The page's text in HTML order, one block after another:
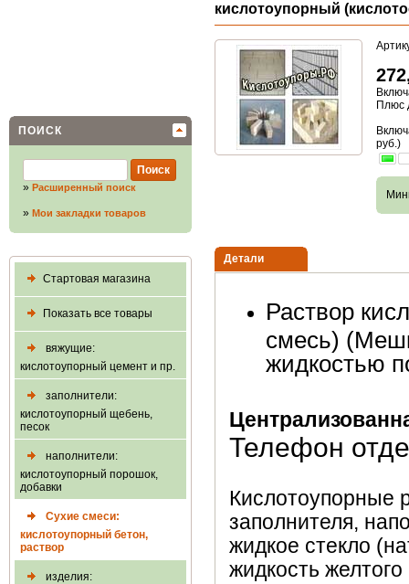
ПОИСК
» Расширенный поиск
» Мои закладки товаров
Стартовая магазина
Показать все товары
вяжущие:
кислотоупорный цемент и пр.
заполнители:
кислотоупорный щебень,
песок
наполнители:
кислотоупорный порошок,
добавки
Сухие смеси:
кислотоупорный бетон,
раствор
изделия:
кислотоупорный
Плюс
руб.)
Детали
Раствор
смесь)
жидкостью
Телефон
Кислотоупорные
заполнителя,
жидкое стекло
жидкость